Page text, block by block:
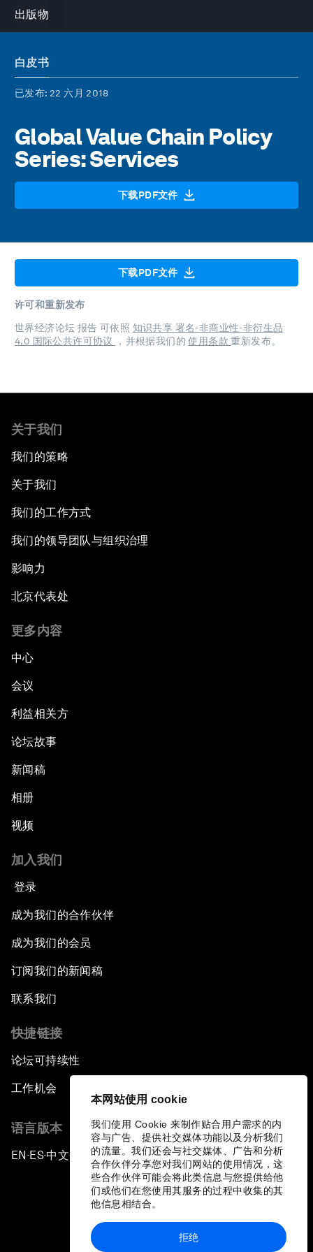
本网站使用 cookie
我们使用 Cookie 来制作贴合用户需求的内
容与广告、提供社交媒体功能以及分析我们
的流量。我们还会与社交媒体、广告和分析
合作伙伴分享您对我们网站的使用情况，这
些合作伙伴可能会将此类信息与您提供给他
们或他们在您使用其服务的过程中收集的其
他信息相结合。
拒绝
出版物
白皮书
已发布: 22 六月 2018
Global Value Chain Policy
Series: Services
下载PDF文件
下载PDF文件
许可和重新发布
世界经济论坛 报告 可依照 知识共享 署名-非商业性-非衍生品
4.0 国际公共许可协议
，并根据我们的使用条款重新发布。
关于我们
我们的策略
关于我们
我们的工作方式
我们的领导团队与组织治理
影响力
北京代表处
更多内容
中心
会议
利益相关方
论坛故事
新闻稿
相册
视频
加入我们
登录
成为我们的合作伙伴
成为我们的会员
订阅我们的新闻稿
联系我们
快捷链接
论坛可持续性
工作机会
语言版本
EN ▪ ES▪中文▪ 日本語